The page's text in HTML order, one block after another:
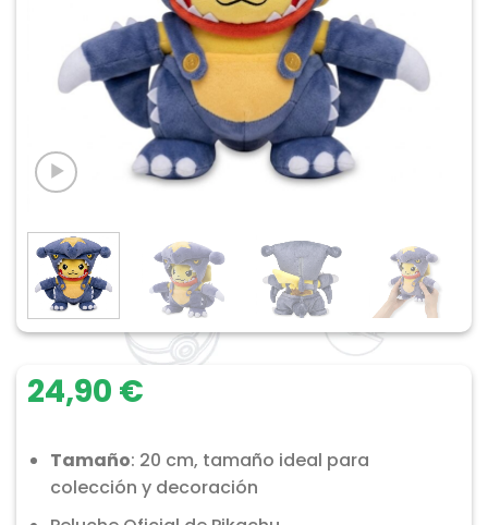
24,90 €
Tamaño: 20 cm, tamaño ideal para
colección y decoración